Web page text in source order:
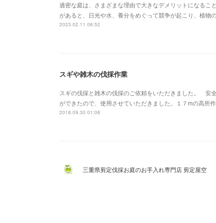
過密な庭は、さまざまな理由で大きなデメリットになるこ
があると、日光や水、養分をめぐって競争が起こり、植物
2023.02.11 06:52
スギや雑木の伐採作業
スギの伐採と雑木の伐採のご依頼をいただきました。 安
ができたので、使用させていただきました。１７mの高所
2018.09.30 01:08
三重県剪定伐採お庭のお手入れ専門店 剪定屋空